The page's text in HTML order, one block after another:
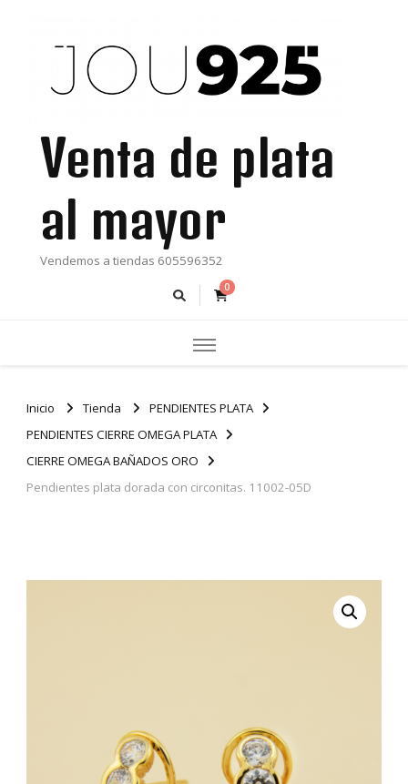
Venta de plata
al mayor
Vendemos a tiendas 605596352
0
Inicio Tienda
PENDIENTES PLATA
PENDIENTES CIERRE OMEGA PLATA
CIERRE OMEGA BAÑADOS ORO
Pendientes plata dorada con circonitas. 11002-05D